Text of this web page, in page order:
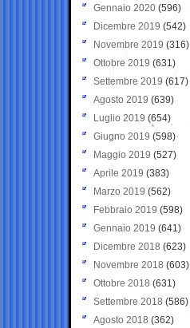
Gennaio 2020 (596)
Dicembre 2019 (542)
Novembre 2019 (316)
Ottobre 2019 (631)
Settembre 2019 (617)
Agosto 2019 (639)
Luglio 2019 (654)
Giugno 2019 (598)
Maggio 2019 (527)
Aprile 2019 (383)
Marzo 2019 (562)
Febbraio 2019 (598)
Gennaio 2019 (641)
Dicembre 2018 (623)
Novembre 2018 (603)
Ottobre 2018 (631)
Settembre 2018 (586)
Agosto 2018 (362)